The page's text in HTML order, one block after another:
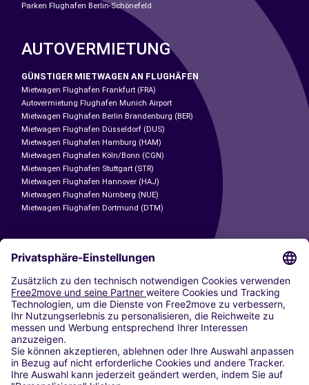
Parken Flughafen Berlin-Schönefeld
AUTOVERMIETUNG
GÜNSTIGER MIETWAGEN AN FLUGHÄFEN
Mietwagen Flughafen Frankfurt (FRA)
Autovermietung Flughafen Munich Airport
Mietwagen Flughafen Berlin Brandenburg (BER)
Mietwagen Flughafen Düsseldorf (DUS)
Mietwagen Flughafen Hamburg (HAM)
Mietwagen Flughafen Köln/Bonn (CGN)
Mietwagen Flughafen Stuttgart (STR)
Mietwagen Flughafen Hannover (HAJ)
Mietwagen Flughafen Nürnberg (NUE)
Mietwagen Flughafen Dortmund (DTM)
CARSHARING
UNSERE STÄDTE
Paris
Madrid
Washington DC
Mailand
Rom
Turin
Wien